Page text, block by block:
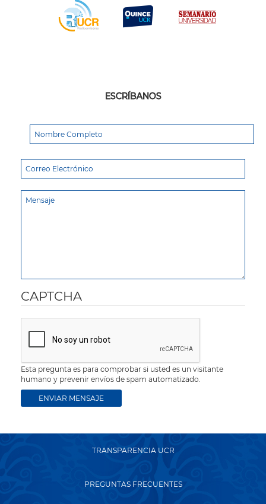
ESCRÍBANOS
CAPTCHA
Esta pregunta es para comprobar si usted es un visitante
humano y prevenir envíos de spam automatizado.
TRANSPARENCIA UCR
PREGUNTAS FRECUENTES